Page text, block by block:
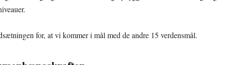
for, at vi kommer i mål med de andre 15 verdensmål.